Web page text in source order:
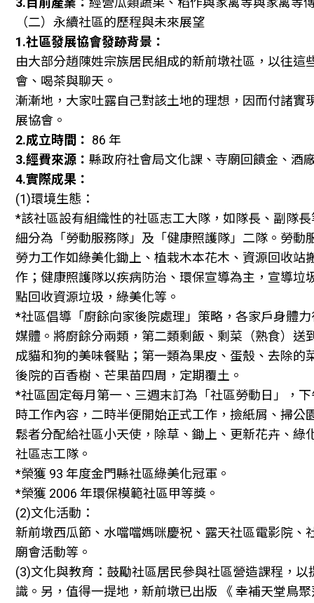
（二）永續社區的歷程與未來展望
1.社區發展協會發跡背景：
由大部分趙陳姓宗族居民組成的新前墩社區，以往這
會、喝茶與聊天。
漸漸地，大家吐露自己對該土地的理想，因而付諸實
展協會。
2.成立時間： 86 年
3.經費來源： 縣政府社會局文化課、寺廟回饋金、酒
4.實際成果：
(1)環境生態：
*該社區設有組織性的社區志工大隊，如隊長、副隊
細分為「勞動服務隊」及「健康照護隊」二隊。勞動
勞力工作如綠美化鋤上、植栽木本花木、資源回收站
作；健康照護隊以疾病防治、環保宣導為主，宣導垃
點回收資源垃圾，綠美化等。
*社區倡導「廚餘向家後院處理」策略，各家戶身體
媒體。將廚餘分兩類，第二類剩飯、剩菜（熟食）送
成貓和狗的美味餐點；第一類為果皮、蛋殼、去除的
後院的百香樹、芒果苗四周，定期覆土。
*社區固定每月第一、三週末訂為「社區勞動日」，
時工作內容，二時半便開始正式工作，撿紙屑、掃公
鬆者分配給社區小天使，除草、鋤上、更新花卉、綠
社區志工隊。
*榮獲 93 年度金門縣社區綠美化冠軍。
*榮獲 2006 年環保模範社區甲等獎。
(2)文化活動：
新前墩西瓜節、水噹噹媽咪慶祝、露天社區電影院、
廟會活動等。
(3)文化與教育：鼓勵社區居民參與社區營造課程，以
識。另，值得一提地，新前墩已出版 《 幸補天堂鳥